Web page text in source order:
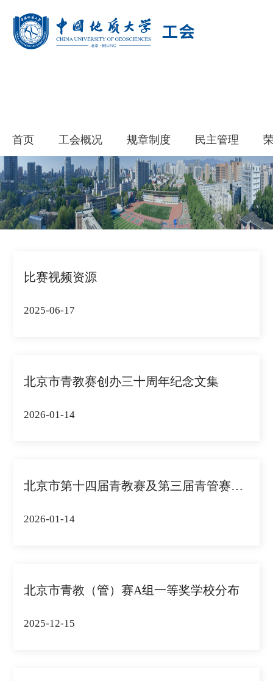
首页 工会概况 规章制度 民主管理
比赛视频资源
2025-06-17
北京市青教赛创办三十周年纪念文集
2026-01-14
北京市第十四届青教赛及第三届青管赛获奖名...
2026-01-14
北京市青教（管）赛A组一等奖学校分布
2025-12-15